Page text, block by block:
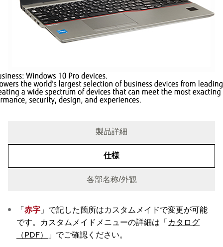
製品詳細
仕様
各部名称/外観
仕様
「 赤字 」で記した箇所はカスタムメイドで変更が可能
です。カスタムメイドメニューの詳細は「 カタログ
（PDF）
」でご確認ください。